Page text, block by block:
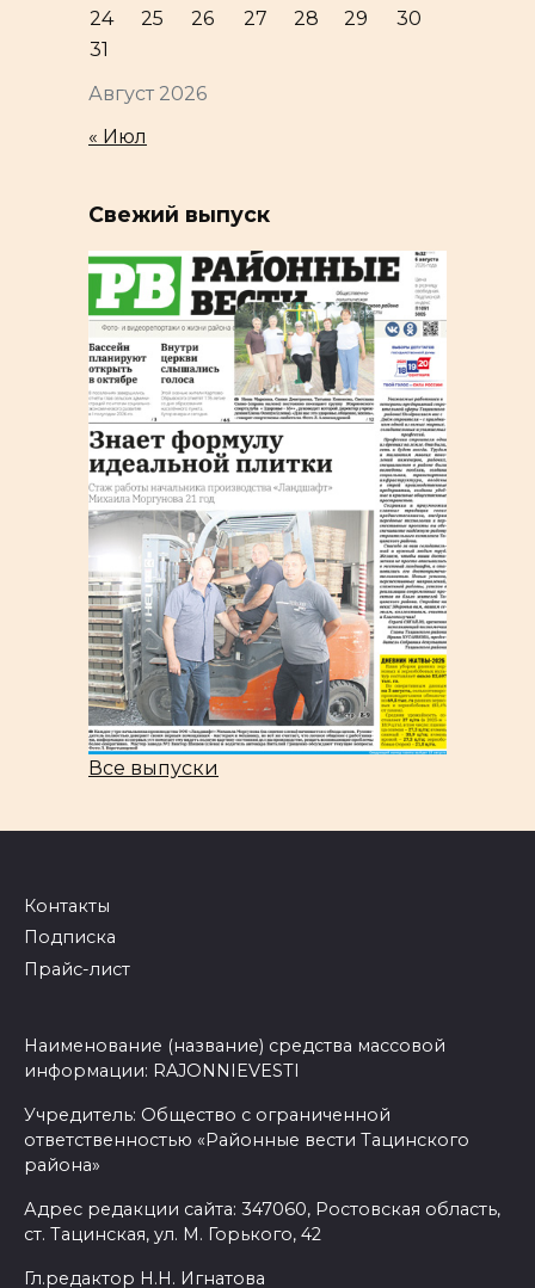
Август 2026
24
25 26 27 28 29
30
31
« Июл
Свежий выпуск
Все выпуски
Контакты
Подписка
Прайс-лист
Наименование (название) средства массовой
информации: RAJONNIEVESTI
Учредитель: Общество с ограниченной
ответственностью «Районные вести Тацинского
района»
Адрес редакции сайта: 347060, Ростовская область,
ст. Тацинская, ул. М. Горького, 42
Гл.редактор Н.Н. Игнатова